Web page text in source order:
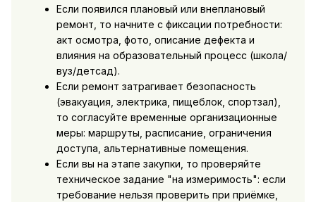
Если появился плановый или внеплановый
ремонт, то начните с фиксации потребности:
акт осмотра, фото, описание дефекта и
влияния на образовательный процесс (школа/
вуз/детсад).
Если ремонт затрагивает безопасность
(эвакуация, электрика, пищеблок, спортзал),
то согласуйте временные организационные
меры: маршруты, расписание, ограничения
доступа, альтернативные помещения.
Если вы на этапе закупки, то проверяйте
техническое задание "на измеримость": если
требование нельзя проверить при приёмке,